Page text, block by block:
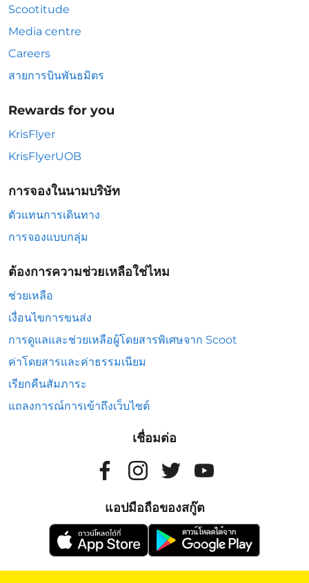
Scootitude
Media centre
Careers
สายการบินพันธมิตร
Rewards for you
KrisFlyer
KrisFlyerUOB
การจองในนามบริษัท
ตัวแทนการเดินทาง
การจองแบบกลุ่ม
ต้องการความช่วยเหลือใช่ไหม
ช่วยเหลือ
เงื่อนไขการขนส่ง
การดูแลและช่วยเหลือผู้โดยสารพิเศษจาก Scoot
ค่าโดยสารและค่าธรรมเนียม
เรียกคืนสัมภาระ
แถลงการณ์การเข้าถึงเว็บไซต์
เชื่อมต่อ
แอปมือถือของสกู๊ต